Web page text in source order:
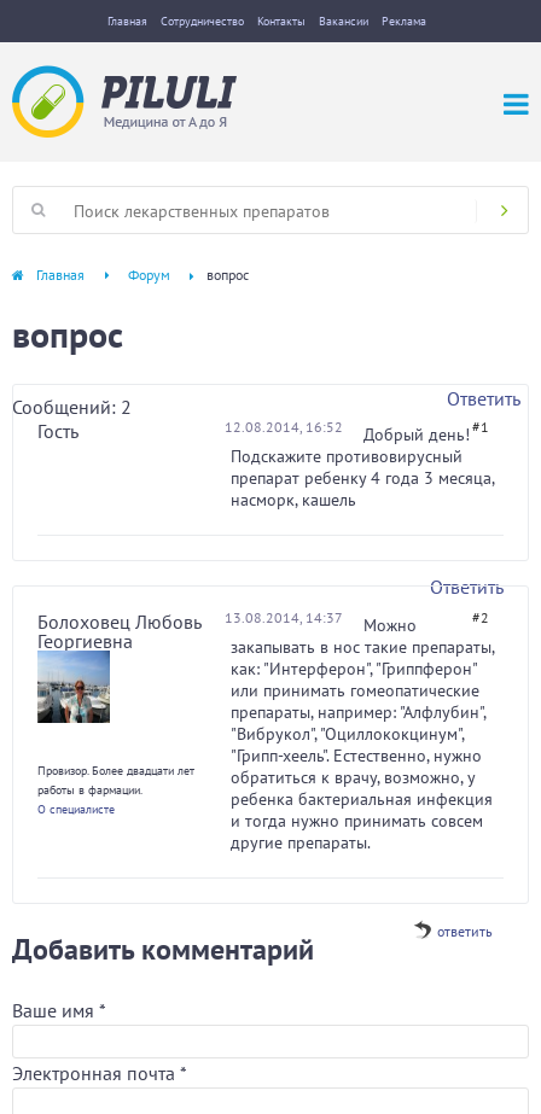
Главная Сотрудничество Контакты Вакансии Реклама
Главная Форум вопрос
вопрос
Сообщений: 2
Ответить
Гость
12.08.2014, 16:52 #1
Добрый день!
Подскажите противовирусный
препарат ребенку 4 года 3 месяца,
насморк, кашель
Ответить
Болоховец Любовь
Георгиевна
Провизор. Более двадцати лет
работы в фармации.
О специалисте
13.08.2014, 14:37 #2
Можно
закапывать в нос такие препараты,
как: "Интерферон", "Гриппферон"
или принимать гомеопатические
препараты, например: "Алфлубин",
"Вибрукол", "Оциллококцинум",
"Грипп-хеель". Естественно, нужно
обратиться к врачу, возможно, у
ребенка бактериальная инфекция
и тогда нужно принимать совсем
другие препараты.
ответить
Добавить комментарий
Ваше имя *
Электронная почта *